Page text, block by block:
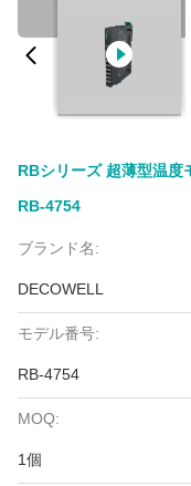
RBシリーズ 超薄型温度
RB-4754
ブランド名:
DECOWELL
モデル番号:
RB-4754
MOQ:
1個